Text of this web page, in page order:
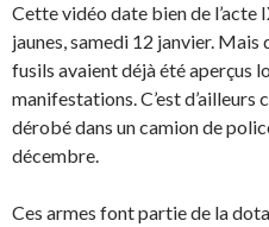
Cette vidéo date bien de l’acte
jaunes, samedi 12 janvier.
fusils avaient déjà été aperçus
manifestations. C’est d’ailleurs
dérobé dans un camion de
décembre.
Ces armes font partie de la